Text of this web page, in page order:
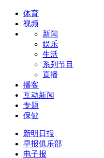
体育
视频
新闻
娱乐
生活
系列节目
直播
播客
互动新闻
专题
保健
新明日报
早报俱乐部
电子报